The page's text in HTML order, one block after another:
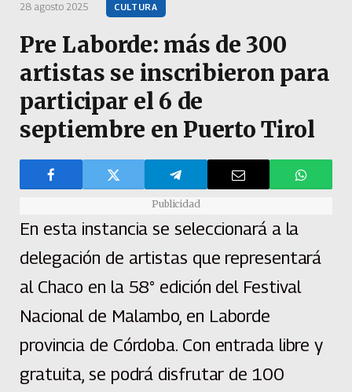
28 agosto 2025 CULTURA
Pre Laborde: más de 300
artistas se inscribieron para
participar el 6 de
septiembre en Puerto Tirol
Publicidad
En esta instancia se seleccionará a la
delegación de artistas que representará
al Chaco en la 58° edición del Festival
Nacional de Malambo, en Laborde
provincia de Córdoba. Con entrada libre y
gratuita, se podrá disfrutar de 100